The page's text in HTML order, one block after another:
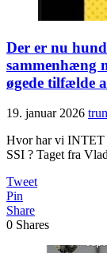
Der er nu
sammenhæng
øgede tilfælde
19. januar 2026
Hvor har vi INTET
SSI ? Taget fra
Tweet
Pin
Share
0 Shares